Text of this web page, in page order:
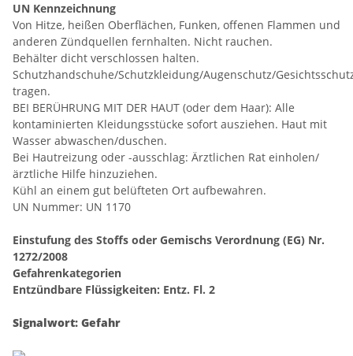
UN Kennzeichnung
Von Hitze, heißen Oberflächen, Funken, offenen Flammen und
anderen Zündquellen fernhalten. Nicht rauchen.
Behälter dicht verschlossen halten.
Schutzhandschuhe/Schutzkleidung/Augenschutz/
tragen.
BEI BERÜHRUNG MIT DER HAUT (oder dem Haar): Alle
kontaminierten Kleidungsstücke sofort ausziehen. Haut mit
Wasser abwaschen/duschen.
Bei Hautreizung oder -ausschlag: Ärztlichen Rat einholen/
ärztliche Hilfe hinzuziehen.
Kühl an einem gut belüfteten Ort aufbewahren.
UN Nummer: UN 1170
Einstufung des Stoffs oder Gemischs Verordnung (EG) Nr.
1272/2008
Gefahrenkategorien
Entzündbare Flüssigkeiten: Entz. Fl. 2
Signalwort: Gefahr